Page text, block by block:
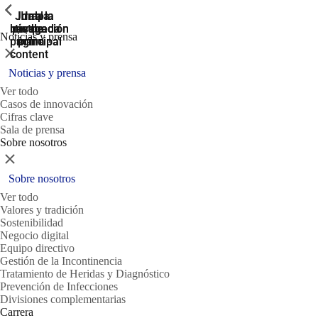
Ir a la
búsqueda
Ir a la
navegación
principal
Ir a la
navegación
principal
Jump
to the
main
content
Ir al
pie de
página
Noticias y prensa
ShowPrevious
Cerrar
Noticias y prensa
Ver todo
Casos de innovación
Cifras clave
Sala de prensa
Sobre nosotros
ShowPrevious
Cerrar
Sobre nosotros
Ver todo
Valores y tradición
Sostenibilidad
Negocio digital
Equipo directivo
Gestión de la Incontinencia
Tratamiento de Heridas y Diagnóstico
Prevención de Infecciones
Divisiones complementarias
Carrera
ShowPrevious